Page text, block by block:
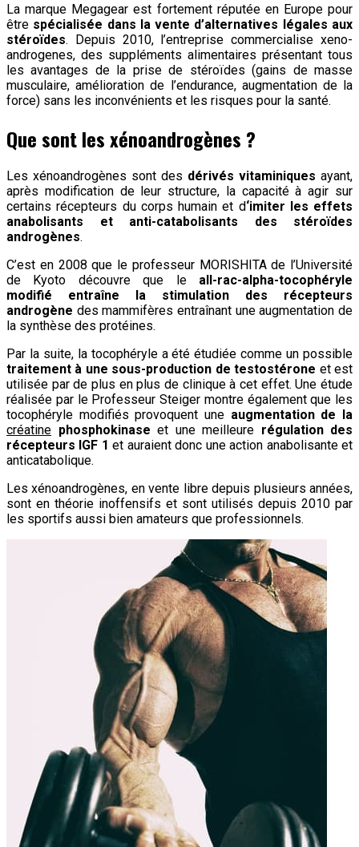
La marque Megagear est fortement réputée en Europe pour
être spécialisée dans la vente d’alternatives légales aux
stéroïdes. Depuis 2010, l’entreprise commercialise xeno-
androgenes, des suppléments alimentaires présentant tous
les avantages de la prise de stéroïdes (gains de masse
musculaire, amélioration de l’endurance, augmentation de la
force) sans les inconvénients et les risques pour la santé.
Que sont les xénoandrogènes ?
Les xénoandrogènes sont des dérivés vitaminiques ayant,
après modification de leur structure, la capacité à agir sur
certains récepteurs du corps humain et d‘imiter les effets
anabolisants et anti-catabolisants des stéroïdes
androgènes.
C’est en 2008 que le professeur MORISHITA de l’Université
de Kyoto découvre que le all-rac-alpha-tocophéryle
modifié entraîne la stimulation des récepteurs
androgène des mammifères entraînant une augmentation de
la synthèse des protéines.
Par la suite, la tocophéryle a été étudiée comme un possible
traitement à une sous-production de testostérone et est
utilisée par de plus en plus de clinique à cet effet. Une étude
réalisée par le Professeur Steiger montre également que les
tocophéryle modifiés provoquent une augmentation de la
créatine phosphokinase et une meilleure régulation des
récepteurs IGF 1 et auraient donc une action anabolisante et
anticatabolique.
Les xénoandrogènes, en vente libre depuis plusieurs années,
sont en théorie inoffensifs et sont utilisés depuis 2010 par
les sportifs aussi bien amateurs que professionnels.